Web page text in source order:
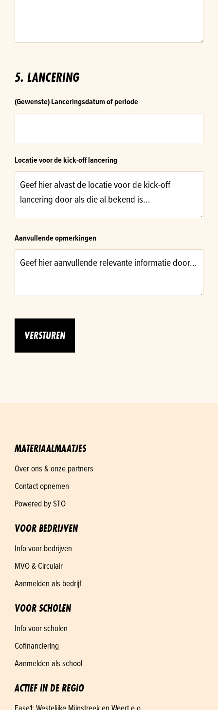
5. LANCERING
(Gewenste) Lanceringsdatum of periode
Locatie voor de kick-off lancering
Aanvullende opmerkingen
MATERIAALMAATJES
Over ons & onze partners
Contact opnemen
Powered by STO
VOOR BEDRIJVEN
Info voor bedrijven
MVO & Circulair
Aanmelden als bedrijf
VOOR SCHOLEN
Info voor scholen
Cofinanciering
Aanmelden als school
ACTIEF IN DE REGIO